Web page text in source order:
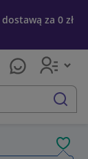
za 0 zł
szukaj